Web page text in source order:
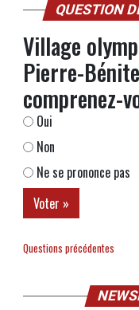
QUESTION
Village
Pierre-
comprenez-
Oui
Non
Ne se prononce pas
Questions précédentes